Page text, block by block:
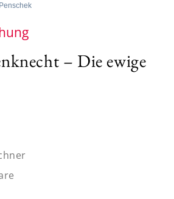
– Die ewige